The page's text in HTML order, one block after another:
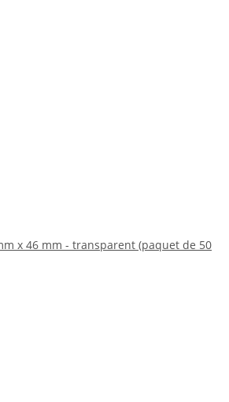
x 46 mm - transparent (paquet de 50